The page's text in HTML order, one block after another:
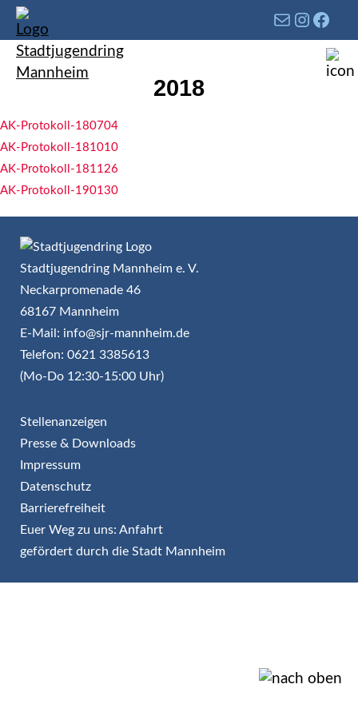
2018
AK-Protokoll-180704
AK-Protokoll-181010
AK-Protokoll-181126
AK-Protokoll-190130
Stadtjugendring Mannheim e. V.
Neckarpromenade 46
68167 Mannheim
E-Mail: info@sjr-mannheim.de
Telefon: 0621 3385613
(Mo-Do 12:30-15:00 Uhr)
Stellenanzeigen
Presse & Downloads
Impressum
Datenschutz
Barrierefreiheit
Euer Weg zu uns: Anfahrt
gefördert durch die Stadt Mannheim